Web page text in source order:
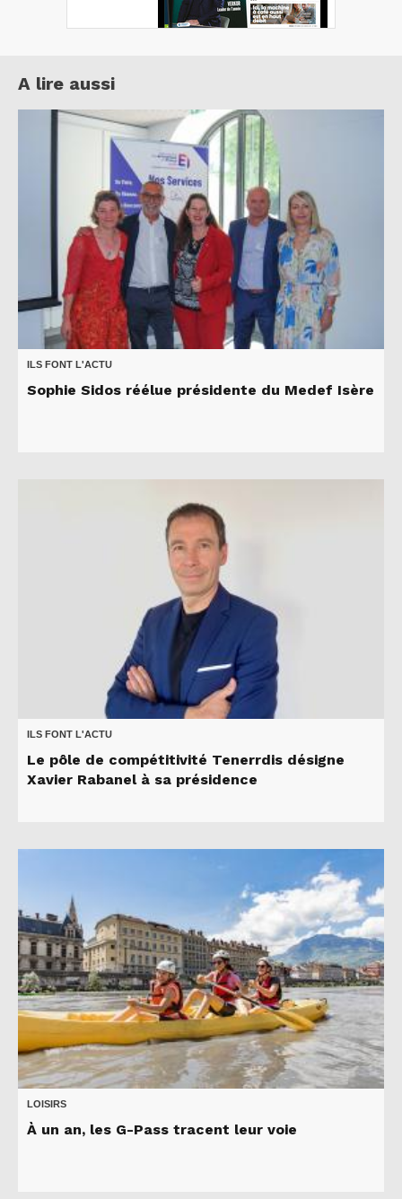
A lire aussi
ILS FONT L'ACTU
Sophie Sidos réélue présidente du Medef Isère
ILS FONT L'ACTU
Le pôle de compétitivité Tenerrdis désigne
Xavier Rabanel à sa présidence
LOISIRS
À un an, les G-Pass tracent leur voie